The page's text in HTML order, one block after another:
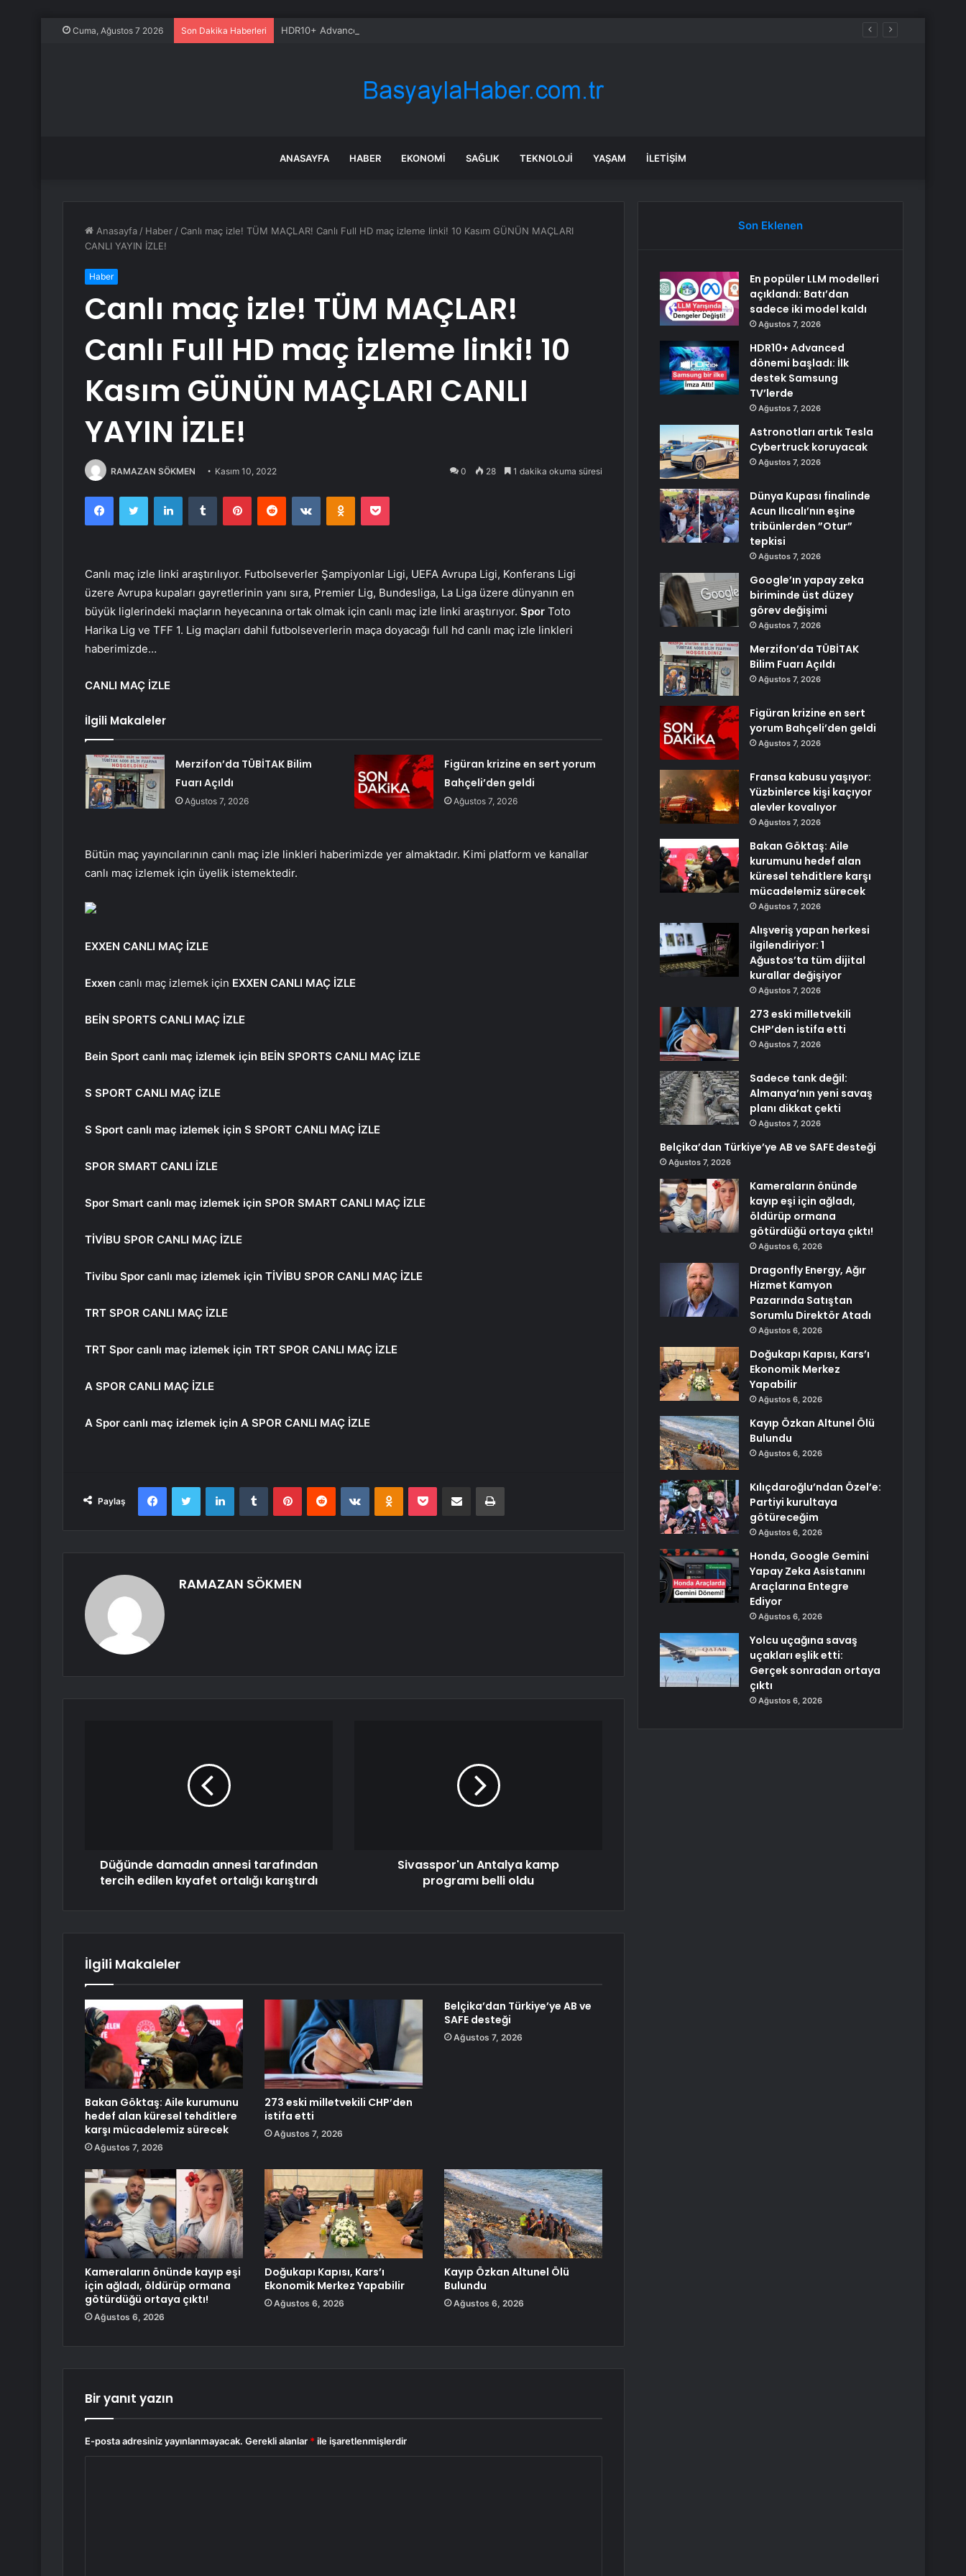
Cuma, Ağustos 7 2026 Son Dakika Haberleri HDR10+ Advanced dönemi başladı: İlk destek Samsung TV’lerde
ANASAYFA HABER EKONOMI SAĞLIK TEKNOLOJI YAŞAM İLETIŞIM
Anasayfa / Haber / Canlı maç izle! TÜM MAÇLAR! Canlı Full HD maç izleme linki! 10 Kasım GÜNÜN MAÇLARI
CANLI YAYIN İZLE!
Haber
Canlı maç izle! TÜM MAÇLAR!
Canlı Full HD maç izleme linki! 10
Kasım GÜNÜN MAÇLARI CANLI
YAYIN İZLE!
RAMAZAN SÖKMEN Kasım 10, 2022 0 28 1 dakika okuma süresi
FacebookTwitter LinkedInTumblr PinterestReddit VKontakteOdnoklassniki
Pocket
Canlı maç izle linki araştırılıyor. Futbolseverler Şampiyonlar Ligi, UEFA Avrupa Ligi, Konferans Ligi
üzere Avrupa kupaları gayretlerinin yanı sıra, Premier Lig, Bundesliga, La Liga üzere dünyanın en
büyük liglerindeki maçların heyecanına ortak olmak için canlı maç izle linki araştırıyor. Spor Toto
Harika Lig ve TFF 1. Lig maçları dahil futbolseverlerin maça doyacağı full hd canlı maç izle linkleri
haberimizde…
CANLI MAÇ İZLE
İlgili Makaleler
Merzifon’da TÜBİTAK Bilim
Fuarı Açıldı
Ağustos 7, 2026
Figüran krizine en sert yorum
Bahçeli’den geldi
Ağustos 7, 2026
Bütün maç yayıncılarının canlı maç izle linkleri haberimizde yer almaktadır. Kimi platform ve kanallar
canlı maç izlemek için üyelik istemektedir.
EXXEN CANLI MAÇ İZLE
Exxen canlı maç izlemek için EXXEN CANLI MAÇ İZLE
BEİN SPORTS CANLI MAÇ İZLE
Bein Sport canlı maç izlemek için BEİN SPORTS CANLI MAÇ İZLE
S SPORT CANLI MAÇ İZLE
S Sport canlı maç izlemek için S SPORT CANLI MAÇ İZLE
SPOR SMART CANLI İZLE
Spor Smart canlı maç izlemek için SPOR SMART CANLI MAÇ İZLE
TİVİBU SPOR CANLI MAÇ İZLE
Tivibu Spor canlı maç izlemek için TİVİBU SPOR CANLI MAÇ İZLE
TRT SPOR CANLI MAÇ İZLE
TRT Spor canlı maç izlemek için TRT SPOR CANLI MAÇ İZLE
A SPOR CANLI MAÇ İZLE
A Spor canlı maç izlemek için A SPOR CANLI MAÇ İZLE
Paylaş
FacebookTwitterLinkedInTumblrPinterestReddit VKontakteOdnoklassniki
Pocket E-Posta ile paylaş Yazdır
RAMAZAN SÖKMEN
Düğünde damadın annesi tarafından
tercih edilen kıyafet ortalığı karıştırdı
Sivasspor'un Antalya kamp
programı belli oldu
İlgili Makaleler
Bakan Göktaş: Aile kurumunu
hedef alan küresel tehditlere
karşı mücadelemiz sürecek
Ağustos 7, 2026
273 eski milletvekili CHP’den
istifa etti
Ağustos 7, 2026
Belçika’dan Türkiye’ye AB ve
SAFE desteği
Ağustos 7, 2026
Kameraların önünde kayıp eşi
için ağladı, öldürüp ormana
götürdüğü ortaya çıktı!
Ağustos 6, 2026
Doğukapı Kapısı, Kars’ı
Ekonomik Merkez Yapabilir
Ağustos 6, 2026
Kayıp Özkan Altunel Ölü
Bulundu
Ağustos 6, 2026
Bir yanıt yazın
E-posta adresiniz yayınlanmayacak. Gerekli alanlar * ile işaretlenmişlerdir
Son Eklenen
En popüler LLM modelleri
açıklandı: Batı’dan
sadece iki model kaldı
Ağustos 7, 2026
HDR10+ Advanced
dönemi başladı: İlk
destek Samsung
TV’lerde
Ağustos 7, 2026
Astronotları artık Tesla
Cybertruck koruyacak
Ağustos 7, 2026
Dünya Kupası finalinde
Acun Ilıcalı’nın eşine
tribünlerden ”Otur”
tepkisi
Ağustos 7, 2026
Google’ın yapay zeka
biriminde üst düzey
görev değişimi
Ağustos 7, 2026
Merzifon’da TÜBİTAK
Bilim Fuarı Açıldı
Ağustos 7, 2026
Figüran krizine en sert
yorum Bahçeli’den geldi
Ağustos 7, 2026
Fransa kabusu yaşıyor:
Yüzbinlerce kişi kaçıyor
alevler kovalıyor
Ağustos 7, 2026
Bakan Göktaş: Aile
kurumunu hedef alan
küresel tehditlere karşı
mücadelemiz sürecek
Ağustos 7, 2026
Alışveriş yapan herkesi
ilgilendiriyor: 1
Ağustos’ta tüm dijital
kurallar değişiyor
Ağustos 7, 2026
273 eski milletvekili
CHP’den istifa etti
Ağustos 7, 2026
Sadece tank değil:
Almanya’nın yeni savaş
planı dikkat çekti
Ağustos 7, 2026
Belçika’dan Türkiye’ye AB ve SAFE desteği
Ağustos 7, 2026
Kameraların önünde
kayıp eşi için ağladı,
öldürüp ormana
götürdüğü ortaya çıktı!
Ağustos 6, 2026
Dragonfly Energy, Ağır
Hizmet Kamyon
Pazarında Satıştan
Sorumlu Direktör Atadı
Ağustos 6, 2026
Doğukapı Kapısı, Kars’ı
Ekonomik Merkez
Yapabilir
Ağustos 6, 2026
Kayıp Özkan Altunel Ölü
Bulundu
Ağustos 6, 2026
Kılıçdaroğlu’ndan Özel’e:
Partiyi kurultaya
götüreceğim
Ağustos 6, 2026
Honda, Google Gemini
Yapay Zeka Asistanını
Araçlarına Entegre
Ediyor
Ağustos 6, 2026
Yolcu uçağına savaş
uçakları eşlik etti:
Gerçek sonradan ortaya
çıktı
Ağustos 6, 2026